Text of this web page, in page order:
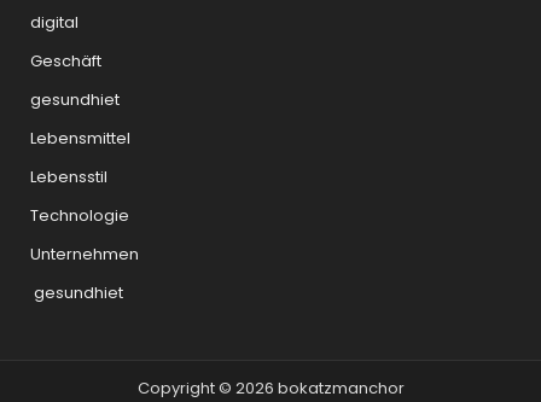
digital
Geschäft
gesundhiet
Lebensmittel
Lebensstil
Technologie
Unternehmen
gesundhiet
Copyright © 2026 bokatzmanchor